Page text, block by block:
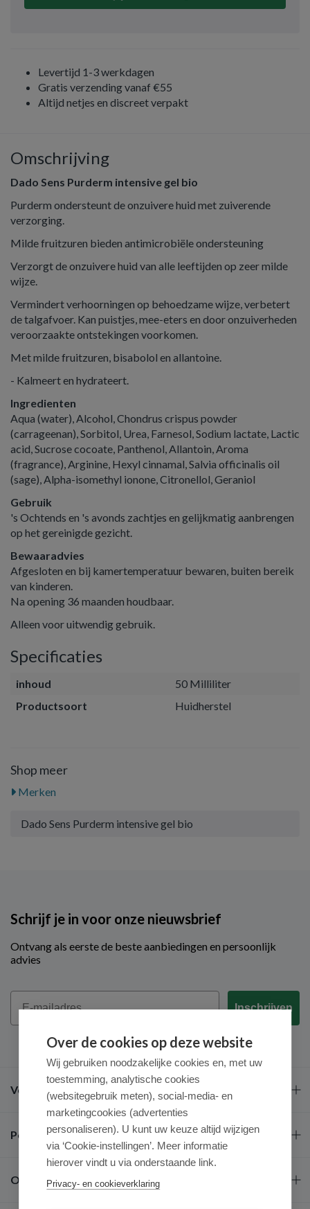
Levertijd 1-3 werkdagen
Gratis verzending vanaf €55
Altijd netjes en discreet verpakt
Omschrijving
Dado Sens Purderm intensive gel bio
Purderm ondersteunt de onzuivere huid met zuiverende
verzorging.
Milde fruitzuren bieden antimicrobiële ondersteuning
Verzorgt de onzuivere huid van alle leeftijden op zeer milde
wijze.
Vermindert verhoorningen op behoedzame wijze, verbetert
de talgafvoer. Kan puistjes, mee-eters en door onzuiverheden
veroorzaakte ontstekingen voorkomen.
Met milde fruitzuren, bisabolol en allantoine.
- Kalmeert en hydrateert.
Ingredienten
Aqua (water), Alcohol, Chondrus crispus powder
(carrageenan), Sorbitol, Urea, Farnesol, Sodium lactate, Lactic
acid, Sucrose cocoate, Panthenol, Allantoin, Aroma
(fragrance), Arginine, Hexyl cinnamal, Salvia officinalis oil
(sage), Alpha-isomethyl ionone, Citronellol, Geraniol
Gebruik
's Ochtends en 's avonds zachtjes en gelijkmatig aanbrengen
op het gereinigde gezicht.
Bewaaradvies
Afgesloten en bij kamertemperatuur bewaren, buiten bereik
van kinderen.
Na opening 36 maanden houdbaar.
Alleen voor uitwendig gebruik.
Specificaties
inhoud
50 Milliliter
Productsoort
Huidherstel
Shop meer
Merken
Dado Sens Purderm intensive gel bio
Schrijf je in voor onze nieuwsbrief
Ontvang als eerste de beste aanbiedingen en persoonlijk
advies
Email
Inschrijven
Veel gestelde vragen
Populaire merken
Over ons
Over de cookies op deze website
Wij gebruiken noodzakelijke cookies en, met uw
toestemming, analytische cookies
(websitegebruik meten), social-media- en
marketingcookies (advertenties
personaliseren). U kunt uw keuze altijd wijzigen
via ‘Cookie-instellingen’. Meer informatie
hierover vindt u via onderstaande link.
Privacy- en cookieverklaring